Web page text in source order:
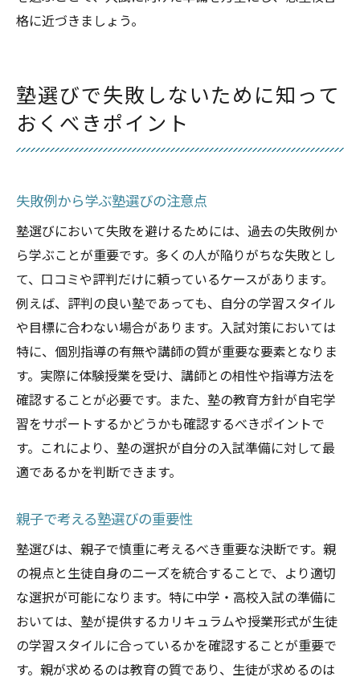
格に近づきましょう。
塾選びで失敗しないために知って
おくべきポイント
失敗例から学ぶ塾選びの注意点
塾選びにおいて失敗を避けるためには、過去の失敗例か
ら学ぶことが重要です。多くの人が陥りがちな失敗とし
て、口コミや評判だけに頼っているケースがあります。
例えば、評判の良い塾であっても、自分の学習スタイル
や目標に合わない場合があります。入試対策においては
特に、個別指導の有無や講師の質が重要な要素となりま
す。実際に体験授業を受け、講師との相性や指導方法を
確認することが必要です。また、塾の教育方針が自宅学
習をサポートするかどうかも確認するべきポイントで
す。これにより、塾の選択が自分の入試準備に対して最
適であるかを判断できます。
親子で考える塾選びの重要性
塾選びは、親子で慎重に考えるべき重要な決断です。親
の視点と生徒自身のニーズを統合することで、より適切
な選択が可能になります。特に中学・高校入試の準備に
おいては、塾が提供するカリキュラムや授業形式が生徒
の学習スタイルに合っているかを確認することが重要で
す。親が求めるのは教育の質であり、生徒が求めるのは